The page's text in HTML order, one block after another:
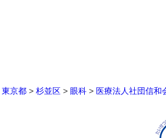
東京都 > 杉並区 > 眼科 > 医療法人社団信和